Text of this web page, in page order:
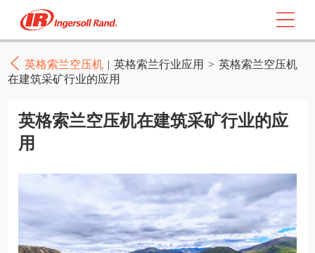
英格索兰空压机 | 英格索兰行业应用 > 英格索兰空压机
在建筑采矿行业的应用
英格索兰空压机在建筑采矿行业的应
用